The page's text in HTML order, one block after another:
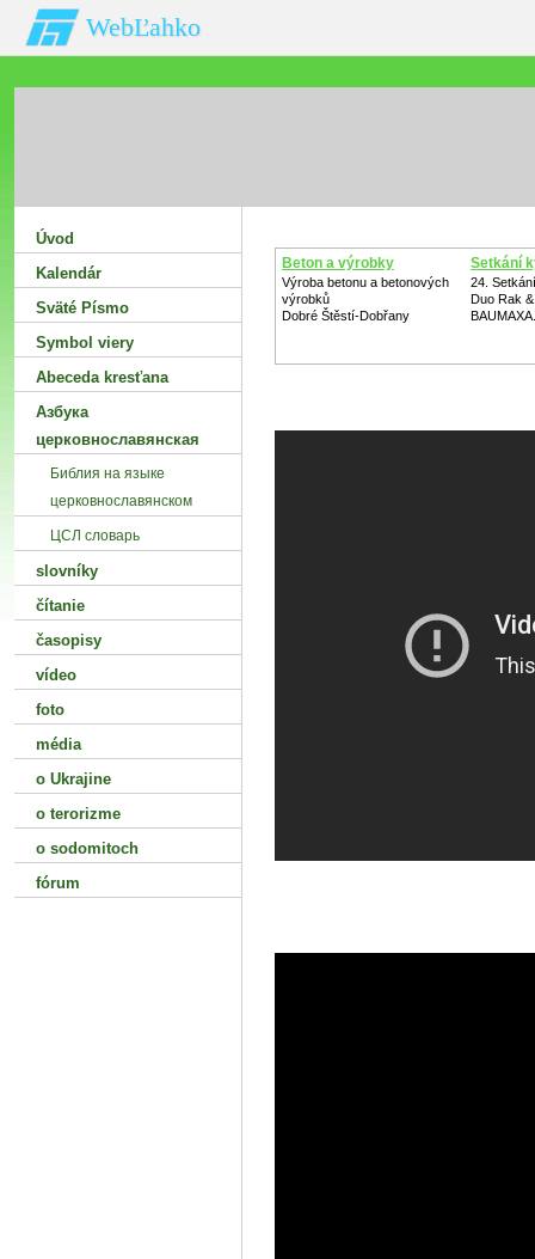
WebĽahko
Beton a výrobky
Výroba betonu a betonových
výrobků
Dobré Štěstí-Dobřany
Setkání
24.
Duo Rak
Úvod
Kalendár
Sväté Písmo
Symbol viery
Abeceda kresťana
Азбука
церковнославянская
Библия на языке
церковнославянском
ЦСЛ словарь
slovníky
čítanie
časopisy
vídeo
foto
média
o Ukrajine
o terorizme
o sodomitoch
fórum